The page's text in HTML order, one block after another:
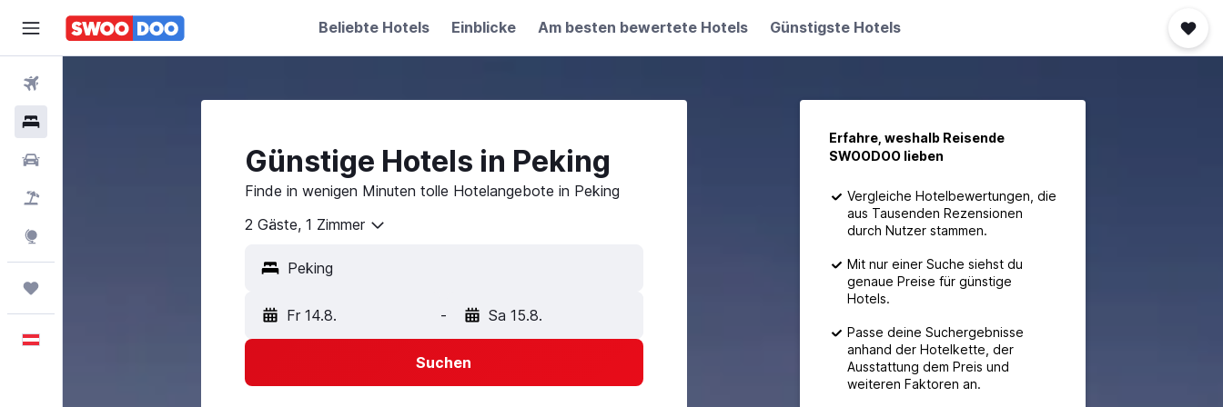
Beliebte Hotels Einblicke Am besten bewertete Hotels Günstigste Hotels
Günstige Hotels in Peking
Finde in wenigen Minuten tolle Hotelangebote in Peking
2 Gäste, 1 Zimmer
Fr 14.8. - Sa 15.8.
Suchen
Erfahre, weshalb Reisende
SWOODOO lieben
Vergleiche Hotelbewertungen, die
aus Tausenden Rezensionen
durch Nutzer stammen.
Mit nur einer Suche siehst du
genaue Preise für günstige
Hotels.
Passe deine Suchergebnisse
anhand der Hotelkette, der
Ausstattung dem Preis und
weiteren Faktoren an.